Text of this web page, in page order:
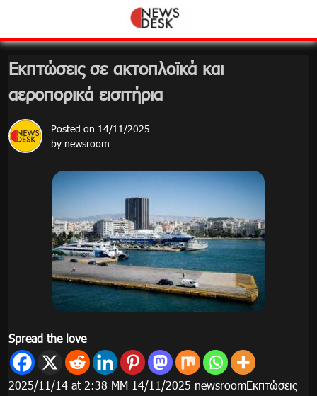
content
Εκπτώσεις σε ακτοπλοϊκά και
αεροπορικά εισιτήρια
Posted on 14/11/2025
by newsroom
Spread the love
2025/11/14 at 2:38 ΜΜ 14/11/2025 newsroomΕκπτώσεις